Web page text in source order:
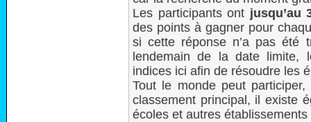
Les participants ont jusqu’au
des points à gagner pour
si cette réponse n’a pas été
lendemain de la date limite,
indices ici afin de résoudre les
Tout le monde peut
classement principal, il existe
écoles et autres établissements